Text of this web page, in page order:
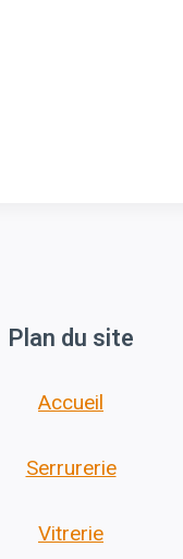
Plan du site
Accueil
Serrurerie
Vitrerie